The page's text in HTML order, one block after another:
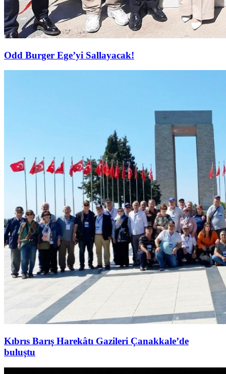
Odd Burger Ege’yi Sallayacak!
Kıbrıs Barış Harekâtı Gazileri Çanakkale’de
buluştu